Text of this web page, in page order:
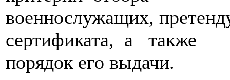
военнослужащих,
сертификата, а также
порядок его выдачи.